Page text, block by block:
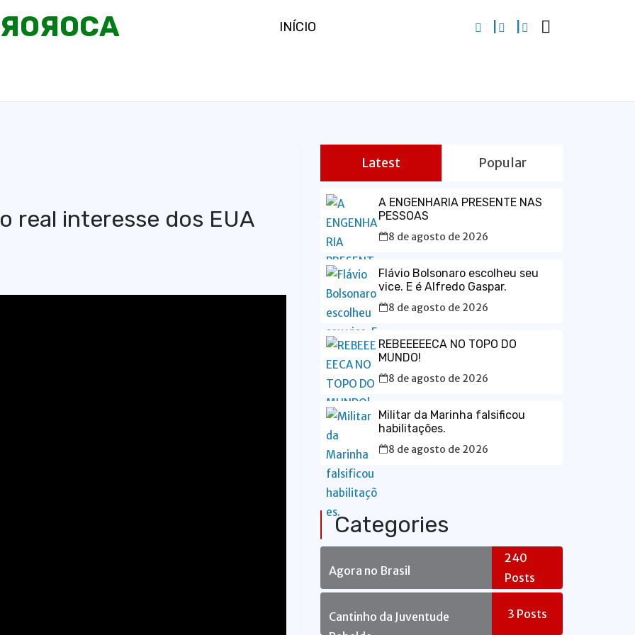
INÍCIO
real interesse dos EUA
Latest Popular
A ENGENHARIA PRESENTE NAS
PESSOAS
8 de agosto de 2026
Flávio Bolsonaro escolheu seu
vice. E é Alfredo Gaspar.
8 de agosto de 2026
REBEEEEECA NO TOPO DO
MUNDO!
8 de agosto de 2026
Militar da Marinha falsificou
habilitações.
8 de agosto de 2026
Categories
Agora no Brasil
240
Posts
Cantinho da Juventude
3 Posts